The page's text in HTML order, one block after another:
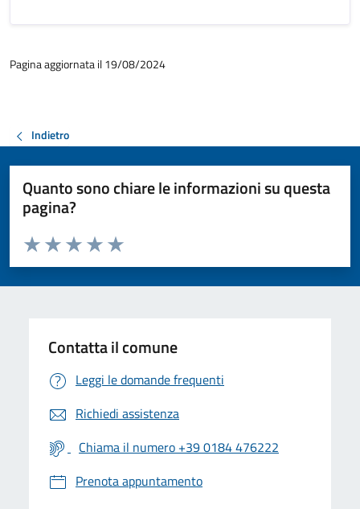
Pagina aggiornata il 19/08/2024
Indietro
Quanto sono chiare le informazioni su questa
pagina?
Valuta da 1 a 5 stelle la pagina
Valuta 5 stelle su 5
Valuta 4 stelle su 5
Valuta 3 stelle su 5
Valuta 2 stelle su 5
Valuta 1 stelle su 5
Contatta il comune
Leggi le domande frequenti
Richiedi assistenza
Chiama il numero +39 0184 476222
Prenota appuntamento